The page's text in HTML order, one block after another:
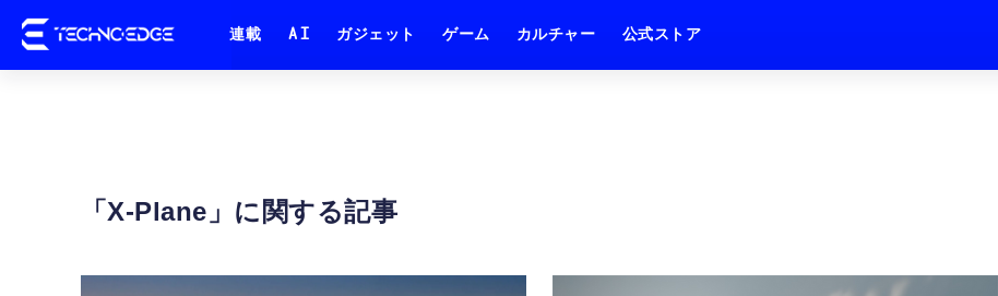
連載 AI ガジェット ゲーム カルチャー 公式ストア
X-Plane